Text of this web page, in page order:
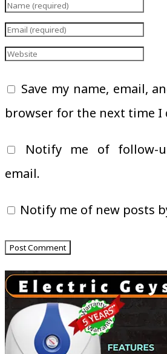
Save my name, email,
browser for the next time I
Notify me of follow-
email.
Notify me of new posts